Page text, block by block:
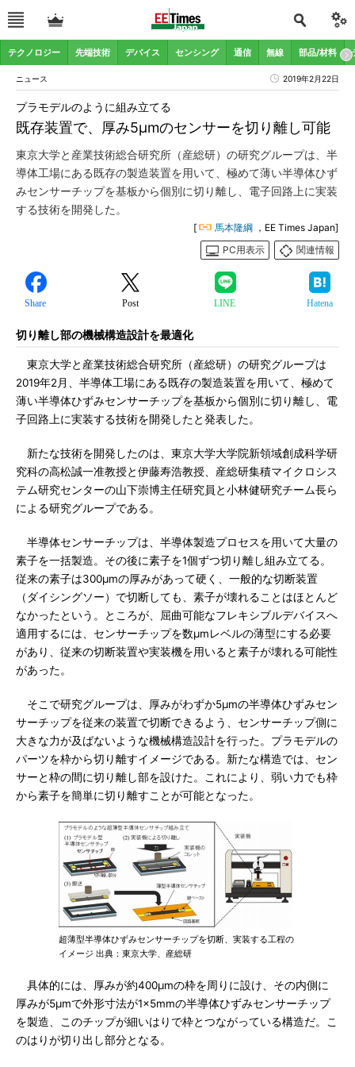
テクノロジー 先端技術 デバイス センシング 通信 無線 部品/材料
ニュース 2019年2月22日
既存装置で、厚み5μmのセンサーを切り離し可能
プラモデルのように組み立てる
東京大学と産業技術総合研究所（産総研）の研究グループは、半
導体工場にある既存の製造装置を用いて、極めて薄い半導体ひず
みセンサーチップを基板から個別に切り離し、電子回路上に実装
する技術を開発した。
[ 馬本隆綱 ，EE Times Japan]
PC用表示
関連情報
Share Post LINE Hatena
切り離し部の機械構造設計を最適化
東京大学と産業技術総合研究所（産総研）の研究グループは
2019年2月、半導体工場にある既存の製造装置を用いて、極めて
薄い半導体ひずみセンサーチップを基板から個別に切り離し、電
子回路上に実装する技術を開発したと発表した。
新たな技術を開発したのは、東京大学大学院新領域創成科学研
究科の高松誠一准教授と伊藤寿浩教授、産総研集積マイクロシス
テム研究センターの山下崇博主任研究員と小林健研究チーム長ら
による研究グループである。
半導体センサーチップは、半導体製造プロセスを用いて大量の
素子を一括製造。その後に素子を1個ずつ切り離し組み立てる。
従来の素子は300μmの厚みがあって硬く、一般的な切断装置
（ダイシングソー）で切断しても、素子が壊れることはほとんど
なかったという。ところが、屈曲可能なフレキシブルデバイスへ
適用するには、センサーチップを数μmレベルの薄型にする必要
があり、従来の切断装置や実装機を用いると素子が壊れる可能性
があった。
そこで研究グループは、厚みがわずか5μmの半導体ひずみセン
サーチップを従来の装置で切断できるよう、センサーチップ側に
大きな力が及ばないような機械構造設計を行った。プラモデルの
パーツを枠から切り離すイメージである。新たな構造では、セン
サーと枠の間に切り離し部を設けた。これにより、弱い力でも枠
から素子を簡単に切り離すことが可能となった。
超薄型半導体ひずみセンサーチップを切断、実装する工程の
イメージ 出典：東京大学、産総研
具体的には、厚みが約400μmの枠を周りに設け、その内側に
厚みが5μmで外形寸法が1×5mmの半導体ひずみセンサーチップ
を製造、このチップが細いはりで枠とつながっている構造だ。こ
のはりが切り出し部分となる。